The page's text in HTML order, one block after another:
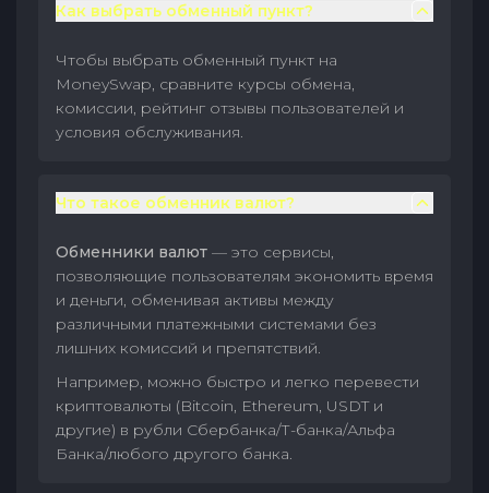
Как выбрать обменный пункт?
Чтобы выбрать обменный пункт на
MoneySwap, сравните курсы обмена,
комиссии, рейтинг отзывы пользователей и
условия обслуживания.
Что такое обменник валют?
Обменники валют — это сервисы,
позволяющие пользователям экономить время
и деньги, обменивая активы между
различными платежными системами без
лишних комиссий и препятствий.
Например, можно быстро и легко перевести
криптовалюты (Bitcoin, Ethereum, USDT и
другие) в рубли Сбербанка/Т-банка/Альфа
Банка/любого другого банка.